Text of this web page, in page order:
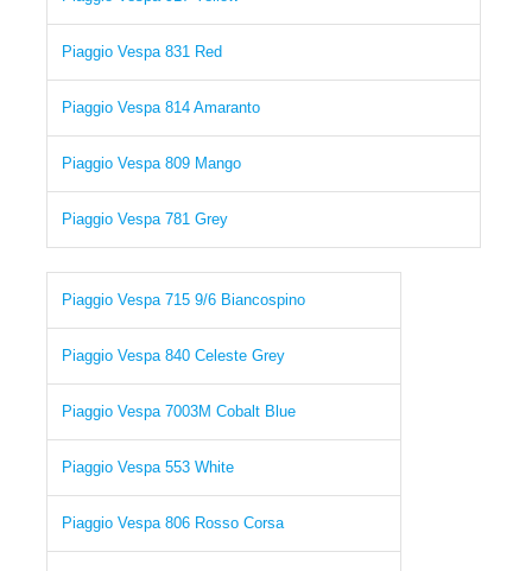
Piaggio Vespa 831 Red
Piaggio Vespa 814 Amaranto
Piaggio Vespa 809 Mango
Piaggio Vespa 781 Grey
Piaggio Vespa 715 9/6 Biancospino
Piaggio Vespa 840 Celeste Grey
Piaggio Vespa 7003M Cobalt Blue
Piaggio Vespa 553 White
Piaggio Vespa 806 Rosso Corsa